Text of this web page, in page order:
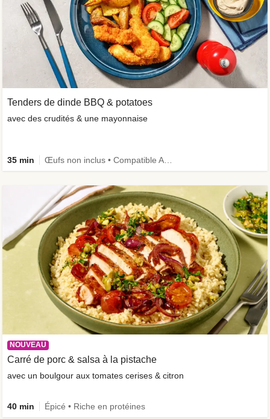
NOUVEAU
Carré de porc & salsa à la pistache
avec un boulgour aux tomates cerises & citron
40 min Épicé • Riche en protéines
Tenders de dinde BBQ & potatoes
avec des crudités & une mayonnaise
35 min